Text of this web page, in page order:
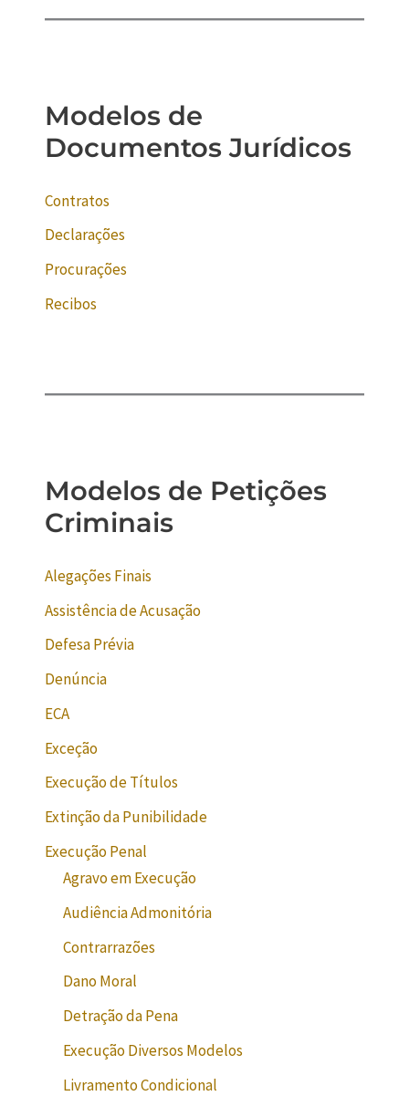
Modelos de
Documentos Jurídicos
Contratos
Declarações
Procurações
Recibos
Modelos de Petições
Criminais
Alegações Finais
Assistência de Acusação
Defesa Prévia
Denúncia
ECA
Exceção
Execução de Títulos
Extinção da Punibilidade
Execução Penal
Agravo em Execução
Audiência Admonitória
Contrarrazões
Dano Moral
Detração da Pena
Execução Diversos Modelos
Livramento Condicional